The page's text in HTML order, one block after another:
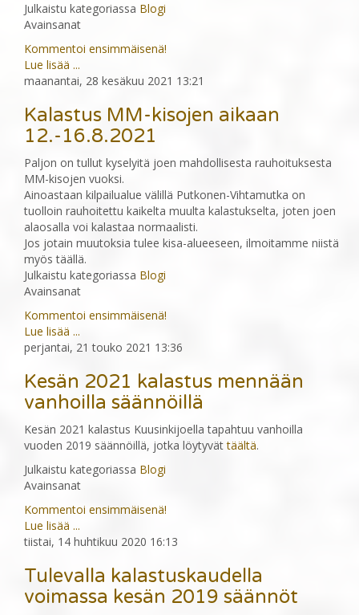
Julkaistu kategoriassa Blogi
Avainsanat
Kommentoi ensimmäisenä!
Lue lisää ...
maanantai, 28 kesäkuu 2021 13:21
Kalastus MM-kisojen aikaan
12.-16.8.2021
Paljon on tullut kyselyitä joen mahdollisesta rauhoituksesta
MM-kisojen vuoksi.
Ainoastaan kilpailualue välillä Putkonen-Vihtamutka on
tuolloin rauhoitettu kaikelta muulta kalastukselta, joten joen
alaosalla voi kalastaa normaalisti.
Jos jotain muutoksia tulee kisa-alueeseen, ilmoitamme niistä
myös täällä.
Julkaistu kategoriassa Blogi
Avainsanat
Kommentoi ensimmäisenä!
Lue lisää ...
perjantai, 21 touko 2021 13:36
Kesän 2021 kalastus mennään
vanhoilla säännöillä
Kesän 2021 kalastus Kuusinkijoella tapahtuu vanhoilla
vuoden 2019 säännöillä, jotka löytyvättäältä.
Julkaistu kategoriassa Blogi
Avainsanat
Kommentoi ensimmäisenä!
Lue lisää ...
tiistai, 14 huhtikuu 2020 16:13
Tulevalla kalastuskaudella
voimassa kesän 2019 säännöt